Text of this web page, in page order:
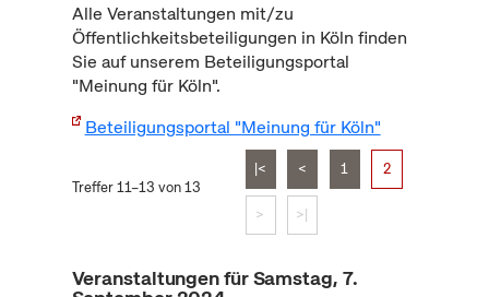
Alle Veranstaltungen mit/zu
Öffentlichkeitsbeteiligungen in Köln finden
Sie auf unserem Beteiligungsportal
"Meinung für Köln".
Beteiligungsportal "Meinung für Köln"
Treffer 11–13 von 13
|< < 1 2
> >|
Veranstaltungen für Samstag, 7.